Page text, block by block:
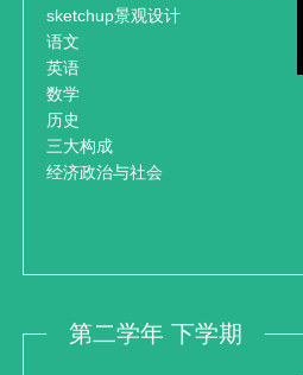
sketchup景观设计
语文
英语
数学
历史
三大构成
经济政治与社会
第二学年 下学期